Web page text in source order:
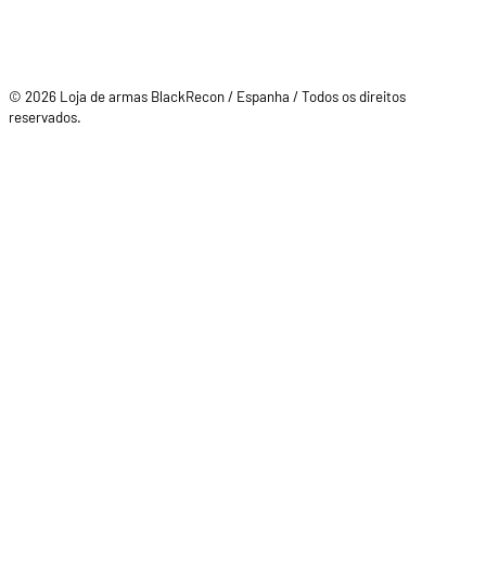
© 2026 Loja de armas BlackRecon / Espanha / Todos os direitos
reservados.